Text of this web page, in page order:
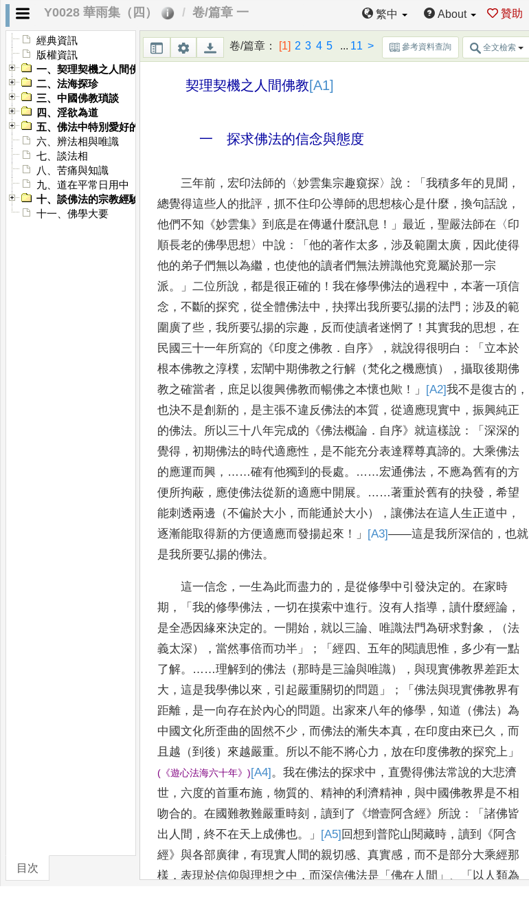
Y0028 華雨集（四） 卷/篇章 一 繁中 About 贊助
經典資訊
版權資訊
一、契理契機之人間佛教
二、法海探珍
三、中國佛教瑣談
四、淫欲為道
五、佛法中特別愛好的數目
六、辨法相與唯識
七、談法相
八、苦痛與知識
九、道在平常日用中
十、談佛法的宗教經驗
十一、佛學大要
目次
卷/篇章 ： [1] 2 3 4 5 ... 11 > 參考資料查詢 全文檢索
契理契機之人間佛教[A1]
一 探求佛法的信念與態度
三年前 ， 宏印法師的 〈妙雲集宗趣窺探〉 說 ： 「 我積多年的見聞 ，
總覺得這些人的批評 ， 抓不住印公導師的思想核心是什麼 ， 換句話說 ，
他們不知 《妙雲集》 到底是在傳遞什麼訊息 ！」 最近 ， 聖嚴法師在 〈印
順長老的佛學思想 〉 中說 ： 「 他的著作太多 ， 涉及範圍太廣 ， 因此使得
他的弟子們無以為繼 ， 也使他的讀者們無法辨識他究竟屬於那一宗
派。」 二位所說 ， 都是很正確的 ！ 我在修學佛法的過程中 ， 本著一項信
念 ， 不斷的探究 ， 從全體佛法中 ， 抉擇出我所要弘揚的法門 ； 涉及的範
圍廣了些 ， 我所要弘揚的宗趣 ， 反而使讀者迷惘了 ！ 其實我的思想 ， 在
民國三十一年所寫的 《印度之佛教 ． 自序》， 就說得很明白 ： 「 立本於
根本佛教之淳樸 ， 宏闡中期佛教之行解（梵化之機應慎） ， 攝取後期佛
教之確當者 ， 庶足以復興佛教而暢佛之本懷也歟 ！」 [A2]我不是復古的 ，
也決不是創新的 ， 是主張不違反佛法的本質 ， 從適應現實中 ， 振興純正
的佛法。 所以三十八年完成的 《佛法概論 ． 自序》 就這樣說 ： 「 深深的
覺得 ， 初期佛法的時代適應性 ， 是不能充分表達釋尊真諦的。 大乘佛法
的應運而興 ，……確有他獨到的長處。……宏通佛法 ， 不應為舊有的方
便所拘蔽 ， 應使佛法從新的適應中開展。……著重於舊有的抉發 ， 希望
能刺透兩邊（不偏於大小 ， 而能通於大小） ， 讓佛法在這人生正道中 ，
逐漸能取得新的方便適應而發揚起來 ！」 [A3]——這是我所深信的 ， 也就
是我所要弘揚的佛法。
這一信念 ， 一生為此而盡力的 ， 是從修學中引發決定的。 在家時
期 ， 「 我的修學佛法 ， 一切在摸索中進行。 沒有人指導 ， 讀什麼經論 ，
是全憑因緣來決定的。 一開始 ， 就以三論、 唯識法門為研求對象 ，
（法
義太深）
， 當然事倍而功半 」 ； 「 經四 、 五年的閱讀思惟 ， 多少有一點
了解。……理解到的佛法（那時是三論與唯識） ， 與現實佛教界差距太
大 ， 這是我學佛以來 ， 引起嚴重關切的問題 」 ； 「 佛法與現實佛教界有
距離 ， 是一向存在於內心的問題 。 出家來八年的修學 ， 知道（佛法）為
中國文化所歪曲的固然不少 ， 而佛法的漸失本真 ， 在印度由來已久 ， 而
且越（到後）來越嚴重。 所以不能不將心力 ， 放在印度佛教的探究上 」
( 《遊心法海六十年》 )[A4]。 我在佛法的探求中 ， 直覺得佛法常說的大悲濟
世 ， 六度的首重布施 ， 物質的、 精神的利濟精神 ， 與中國佛教界是不相
吻合的。 在國難教難嚴重時刻 ， 讀到了 《增壹阿含經》 所說 ： 「 諸佛皆
出人間 ， 終不在天上成佛也。」 [A5]回想到普陀山閱藏時 ， 讀到 《阿含
經》 與各部廣律 ， 有現實人間的親切感、 真實感 ， 而不是部分大乘經那
樣 ， 表現於信仰與理想之中 ， 而深信佛法是 「 佛在人間 」、 「 以人類為